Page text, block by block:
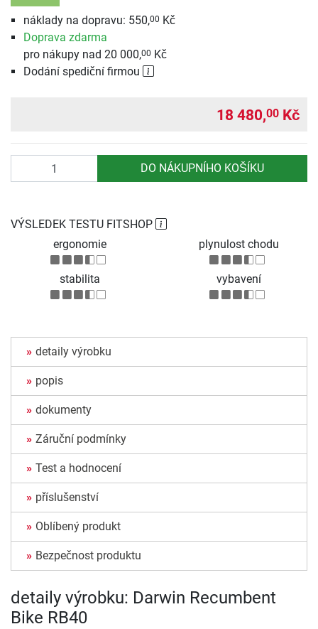
náklady na dopravu: 550,00 Kč
Doprava zdarma
pro nákupy nad 20 000,00 Kč
Dodání spediční firmou
18 480,00 Kč
DO NÁKUPNÍHO KOŠÍKU
VÝSLEDEK TESTU FITSHOP
ergonomie
plynulost chodu
stabilita vybavení
detaily výrobku
popis
dokumenty
Záruční podmínky
Test a hodnocení
příslušenství
Oblíbený produkt
Bezpečnost produktu
detaily výrobku: Darwin Recumbent
Bike RB40